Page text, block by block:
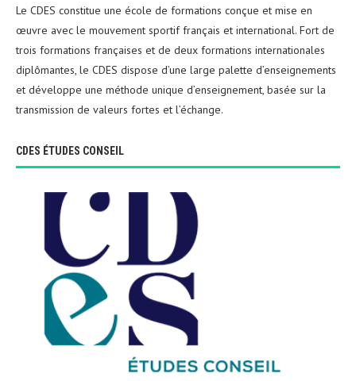
Le CDES constitue une école de formations conçue et mise en
œuvre avec le mouvement sportif français et international. Fort de
trois formations françaises et de deux formations internationales
diplômantes, le CDES dispose d’une large palette d’enseignements
et développe une méthode unique d’enseignement, basée sur la
transmission de valeurs fortes et l’échange.
CDES ÉTUDES CONSEIL